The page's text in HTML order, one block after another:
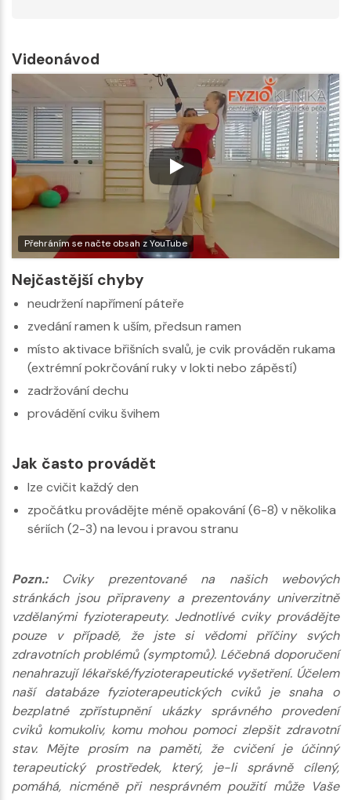
Videonávod
Přehráním se načte obsah z YouTube
Nejčastější chyby
neudržení napřímení páteře
zvedání ramen k uším, předsun ramen
místo aktivace břišních svalů, je cvik prováděn rukama
(extrémní pokrčování ruky v lokti nebo zápěstí)
zadržování dechu
provádění cviku švihem
Jak často provádět
lze cvičit každý den
zpočátku provádějte méně opakování (6-8) v několika
sériích (2-3) na levou i pravou stranu
Pozn.: Cviky prezentované na našich webových
stránkách jsou připraveny a prezentovány univerzitně
vzdělanými fyzioterapeuty. Jednotlivé cviky provádějte
pouze v případě, že jste si vědomi příčiny svých
zdravotních problémů (symptomů). Léčebná doporučení
nenahrazují lékařské/fyzioterapeutické vyšetření. Účelem
naší databáze fyzioterapeutických cviků je snaha o
bezplatné zpřístupnění ukázky správného provedení
cviků komukoliv, komu mohou pomoci zlepšit zdravotní
stav. Mějte prosím na paměti, že cvičení je účinný
terapeutický prostředek, který, je-li správně cílený,
pomáhá, nicméně při nesprávném použití může Vaše